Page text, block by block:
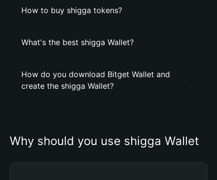
How to buy shigga tokens?
What's the best shigga Wallet?
How do you download Bitget Wallet and
create the shigga Wallet?
Why should you use shigga Wallet